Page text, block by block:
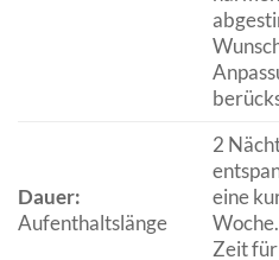
Dauer:
Aufenthaltslänge
2
eine
Zeit